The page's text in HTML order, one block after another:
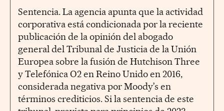
Sentencia. La agencia apunta que la actividad
corporativa está condicionada por la reciente
publicación de la opinión del abogado
general del Tribunal de Justicia de la Unión
Europea sobre la fusión de Hutchison Three
y Telefónica O2 en Reino Unido en 2016,
considerada negativa por Moody’s en
términos crediticios. Si la sentencia de este